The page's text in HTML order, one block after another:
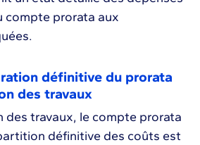
compte prorata aux
définitive du prorata
des travaux
des travaux, le compte prorata
définitive des coûts est